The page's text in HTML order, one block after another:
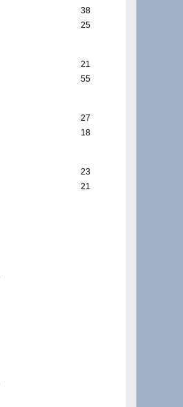
38
25
21
55
27
18
23
21